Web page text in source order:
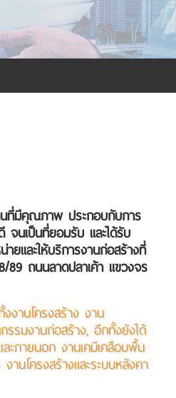
นที่มีคุณภาพ ประกอบกับการ
จนเป็นที่ยอมรับ และได้รับ
และให้บริการงานก่อสร้างที่
ถนนลาดปลาเค้า แขวงจร
งานโครงสร้าง งาน
รรมงานก่อสร้าง, อีกทั้งยังได้
ะภายนอก งานเคมีเคลือบพื้น
โครงสร้างและระบบหลังคา